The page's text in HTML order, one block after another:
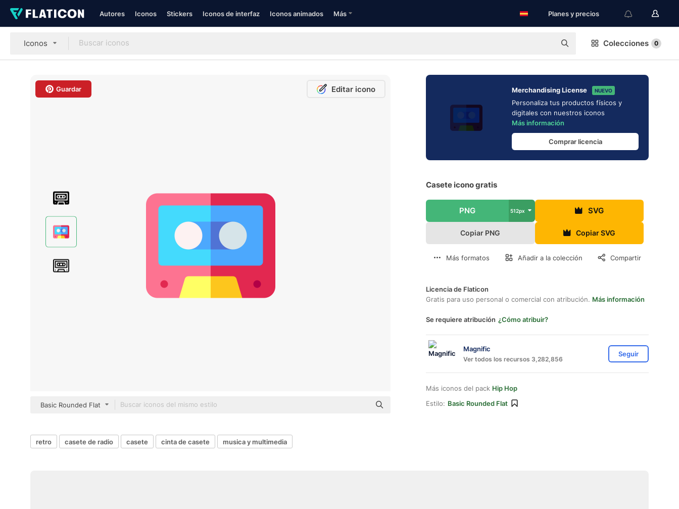
Autores Iconos Stickers Iconos de interfaz Iconos animados Más Planes y precios
Iconos Colecciones 0
Guardar Editar icono
Basic Rounded Flat
Merchandising License NUEVO
Personaliza tus productos físicos y
digitales con nuestros iconos
Más información
Comprar licencia
Casete icono gratis
PNG 512px SVG
Copiar PNG Copiar SVG
Más formatos Añadir a la colección Compartir
Licencia de Flaticon
Gratis para uso personal o comercial con atribución. Más información
Se requiere atribución ¿Cómo atribuir?
Magnific
Ver todos los recursos 3,282,856
Seguir
Más iconos del pack Hip Hop
Estilo: Basic Rounded Flat
retro casete de radio casete cinta de casete musica y multimedia